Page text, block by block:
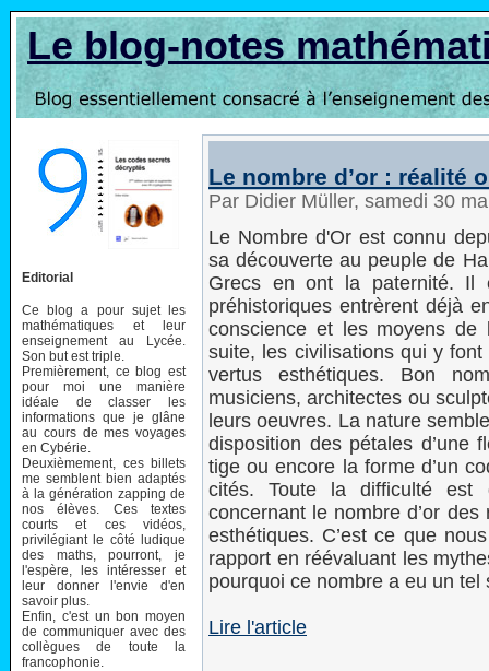
Le blog-notes
Editorial
Ce blog a pour sujet les
mathématiques et leur
enseignement au Lycée.
Son but est triple.
Premièrement, ce blog est
pour moi une manière
idéale de classer les
informations que je glâne
au cours de mes voyages
en Cybérie.
Deuxièmement, ces billets
me semblent bien adaptés
à la génération zapping de
nos élèves. Ces textes
courts et ces vidéos,
privilégiant le côté ludique
des maths, pourront, je
l'espère, les intéresser et
leur donner l'envie d'en
savoir plus.
Enfin, c'est un bon moyen
de communiquer avec des
collègues de toute la
francophonie.
Le nombre d’or : réalité
Par Didier Müller, samedi 30
Le Nombre d'Or est connu
sa découverte au peuple de
Grecs en ont la paternité. Il
préhistoriques entrèrent déjà
conscience et les moyens
suite, les civilisations qui y
vertus esthétiques. Bon
musiciens, architectes ou
leurs oeuvres. La nature
disposition des pétales d’une
tige ou encore la forme d’un
cités. Toute la difficulté est
concernant le nombre d’or
esthétiques. C’est ce que
rapport en réévaluant les
pourquoi ce nombre a eu un tel
Lire l'article